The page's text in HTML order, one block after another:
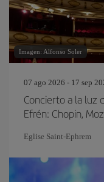
Imagen: Alfonso Soler
07 ago 2026 - 17 sep
Concierto a la luz
Efrén: Chopin,
Eglise Saint‐Ephrem